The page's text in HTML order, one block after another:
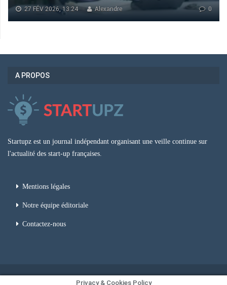
27 FÉV 2026, 13:24 0
Alexandre
A PROPOS
Startupz est un journal indépendant organisant une veille continue sur
l'actualité des start-up françaises.
Mentions légales
Notre équipe éditoriale
Contactez-nous
Privacy & Cookies Policy